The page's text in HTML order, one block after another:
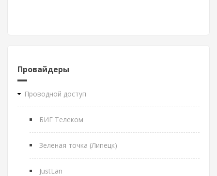
Провайдеры
Проводной доступ
БИГ Телеком
Зеленая точка (Липецк)
JustLan